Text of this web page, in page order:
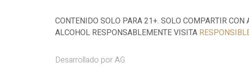
CONTENIDO SOLO PARA 21+. SOLO COMPARTIR
ALCOHOL RESPONSABLEMENTE VISITA
Desarrollado por AG